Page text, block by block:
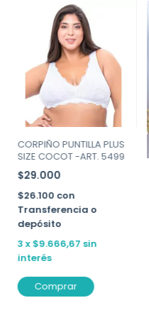
CORPIÑO PUNTILLA PLUS
SIZE COCOT -ART. 5499
$29.000
$26.100 con
Transferencia o
depósito
3 x$9.666,67 sin
interés
Comprar